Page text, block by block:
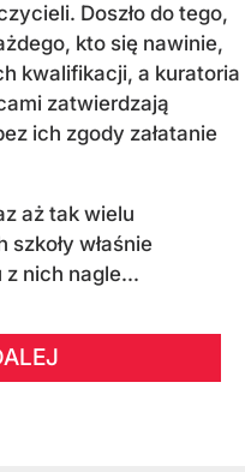
Doszło do tego,
kto się nawinie,
kwalifikacji, a kuratoria
zatwierdzają
ich zgody załatanie
aż tak wielu
właśnie
z nich nagle...